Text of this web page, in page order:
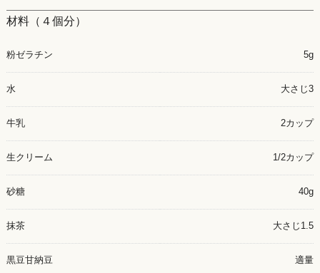
材料（４個分）
粉ゼラチン 5g
水 大さじ3
牛乳 2カップ
生クリーム 1/2カップ
砂糖 40g
抹茶 大さじ1.5
黒豆甘納豆 適量